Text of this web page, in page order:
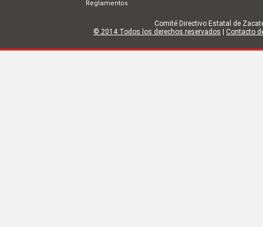
Reglamentos
Comité Directivo Estatal de
© 2014 Todos los derechos reservados
Contacto